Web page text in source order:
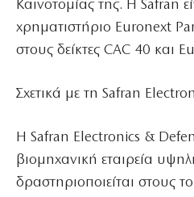
Καινοτομίας της. Η Safran
χρηματιστήριο Euronext
στους δείκτες CAC 40 και
Σχετικά με τη Safran
Η Safran Electronics &
βιομηχανική εταιρεία
δραστηριοποιείται στους